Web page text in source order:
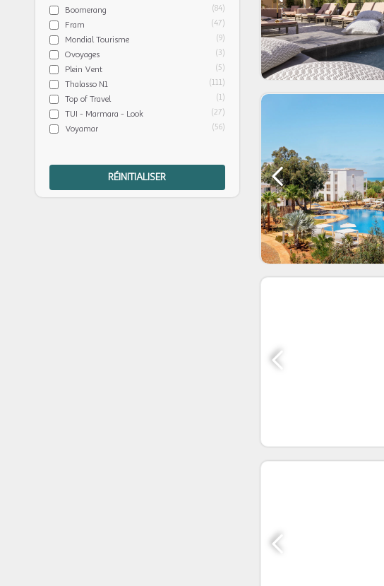
Boomerang (84)
Fram (47)
Mondial Tourisme (9)
Ovoyages (3)
Plein Vent (5)
Thalasso N1 (111)
Top of Travel (1)
TUI - Marmara - Look (27)
Voyamar (56)
RÉINITIALISER